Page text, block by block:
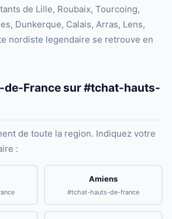
de Lille, Roubaix, Tourcoing,
Dunkerque, Calais, Arras, Lens,
nordiste legendaire se retrouve en
de-France sur #tchat-hauts-
de toute la region. Indiquez votre
:
Amiens
#tchat-hauts-de-france